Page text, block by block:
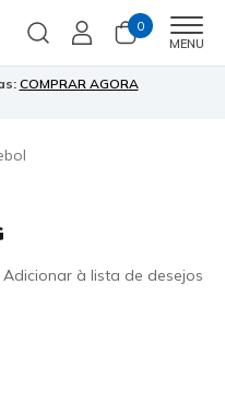
0
MENU
COMPRAR AGORA
Adicionar à lista de desejos